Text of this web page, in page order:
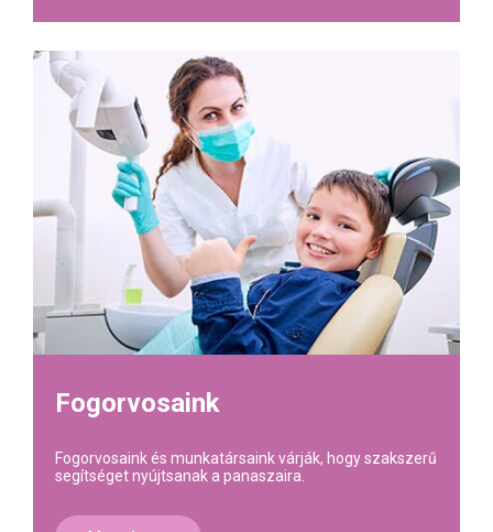
Fogorvosaink
Fogorvosaink és munkatársaink várják, hogy szakszerű
segítséget nyújtsanak a panaszaira.